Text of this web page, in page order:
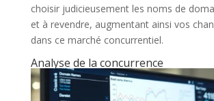
choisir judicieusement les noms de
et à revendre, augmentant ainsi vos
dans ce marché concurrentiel.
Analyse de la concurrence